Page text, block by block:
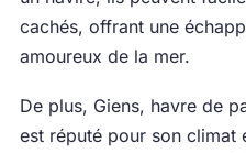
cachés, offrant une
amoureux de la mer.
De plus, Giens, havre de
est réputé pour son climat